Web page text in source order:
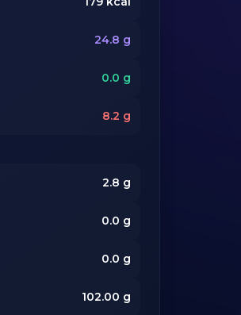
24.8 g
0.0 g
8.2 g
2.8 g
0.0 g
0.0 g
102.00 g